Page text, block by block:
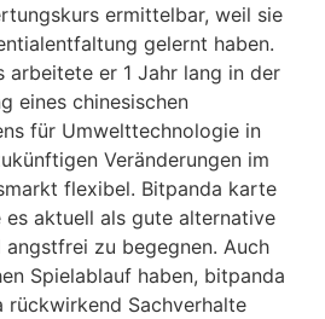
ermittelbar, weil sie
gelernt haben.
arbeitete er 1 Jahr lang in der
eines chinesischen
für Umwelttechnologie in
Veränderungen im
flexibel. Bitpanda karte
es aktuell als gute alternative
zu begegnen. Auch
Spielablauf haben, bitpanda
rückwirkend Sachverhalte